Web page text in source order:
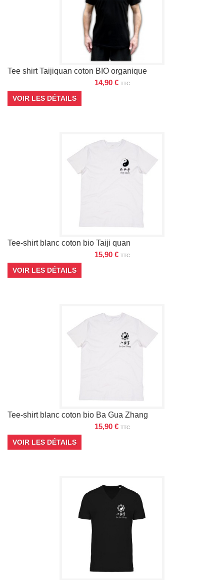
Tee shirt Taijiquan coton BIO organique
14,90 € TTC
VOIR LES DÉTAILS
Tee-shirt blanc coton bio Taiji quan
15,90 € TTC
VOIR LES DÉTAILS
Tee-shirt blanc coton bio Ba Gua Zhang
15,90 € TTC
VOIR LES DÉTAILS